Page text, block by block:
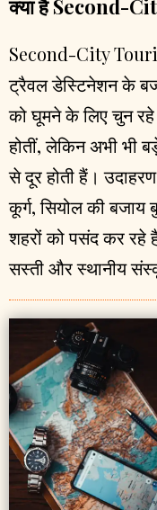
क्या है Second-
Second-City
ट्रैवल डेस्टिनेशन के
को घूमने के लिए चुन
होतीं, लेकिन अभी भी
से दूर होती हैं।
कूर्ग, सियोल की बजाय
शहरों को पसंद कर रहे
सस्ती और स्थानीय